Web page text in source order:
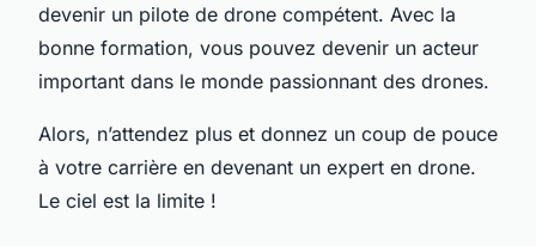
devenir un pilote de drone compétent. Avec la
bonne formation, vous pouvez devenir un acteur
important dans le monde passionnant des drones.
Alors, n’attendez plus et donnez un coup de pouce
à votre carrière en devenant un expert en drone.
Le ciel est la limite !